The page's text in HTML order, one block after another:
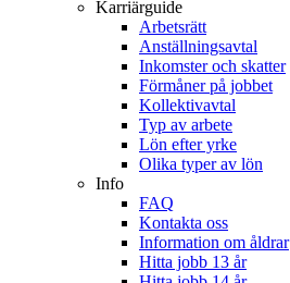
Karriärguide
Arbetsrätt
Anställningsavtal
Inkomster och skatter
Förmåner på jobbet
Kollektivavtal
Typ av arbete
Lön efter yrke
Olika typer av lön
Info
FAQ
Kontakta oss
Information om åldrar
Hitta jobb 13 år